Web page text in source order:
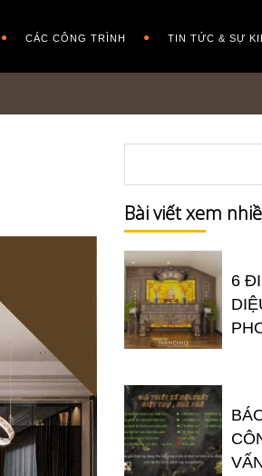
CÁC CÔNG TRÌNH TIN TỨC & SỰ
Bài viết xem
6